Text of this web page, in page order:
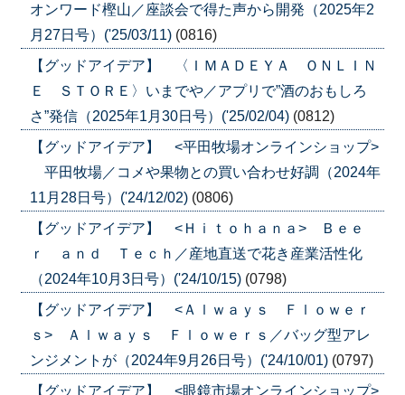
オンワード樫山／座談会で得た声から開発（2025年2
月27日号）('25/03/11) (0816)
【グッドアイデア】 〈ＩＭＡＤＥＹＡ ＯＮＬＩＮ
Ｅ ＳＴＯＲＥ〉いまでや／アプリで”酒のおもしろ
さ”発信（2025年1月30日号）('25/02/04) (0812)
【グッドアイデア】 <平田牧場オンラインショップ>
平田牧場／コメや果物との買い合わせ好調（2024年
11月28日号）('24/12/02) (0806)
【グッドアイデア】 <Ｈｉｔｏｈａｎａ> Ｂｅｅ
ｒ ａｎｄ Ｔｅｃｈ／産地直送で花き産業活性化
（2024年10月3日号）('24/10/15) (0798)
【グッドアイデア】 <Ａｌｗａｙｓ Ｆｌｏｗｅｒ
ｓ> Ａｌｗａｙｓ Ｆｌｏｗｅｒｓ／バッグ型アレ
ンジメントが（2024年9月26日号）('24/10/01) (0797)
【グッドアイデア】 <眼鏡市場オンラインショップ>